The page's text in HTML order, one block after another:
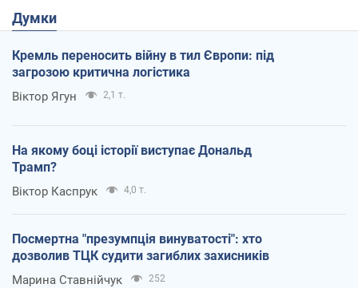
Думки
Кремль переносить війну в тил Європи: під
загрозою критична логістика
Віктор Ягун 2,1 т.
На якому боці історії виступає Дональд
Трамп?
Віктор Каспрук 4,0 т.
Посмертна "презумпція винуватості": хто
дозволив ТЦК судити загиблих захисників
Марина Ставнійчук 252